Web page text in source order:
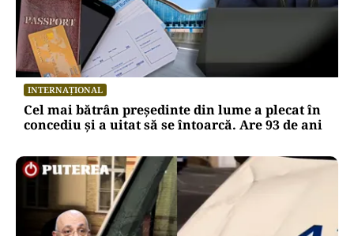
INTERNAȚIONAL
Cel mai bătrân președinte din lume a plecat în
concediu și a uitat să se întoarcă. Are 93 de ani